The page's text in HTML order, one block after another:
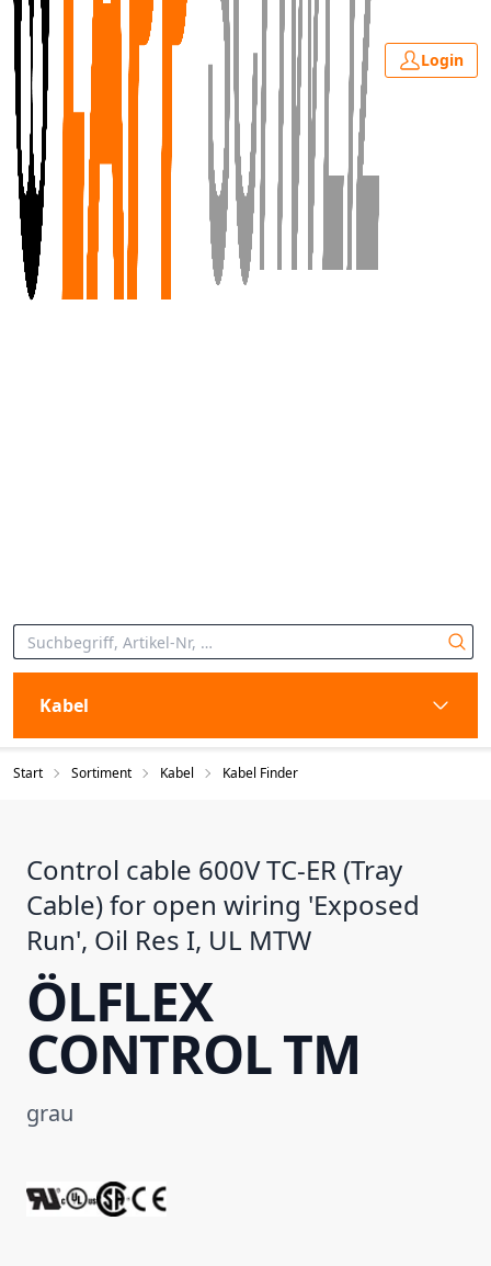
Login
Kabel
Start Sortiment Kabel Kabel Finder
Control cable 600V TC-ER (Tray
Cable) for open wiring 'Exposed
Run', Oil Res I, UL MTW
ÖLFLEX
CONTROL TM
grau